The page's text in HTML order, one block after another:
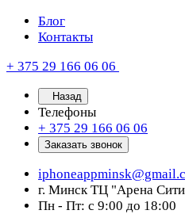
Блог
Контакты
+ 375 29 166 06 06
Назад
Телефоны
+ 375 29 166 06 06
Заказать звонок
г. Минск ТЦ "Арена
Пн - Пт: с 9:00 до 18:00